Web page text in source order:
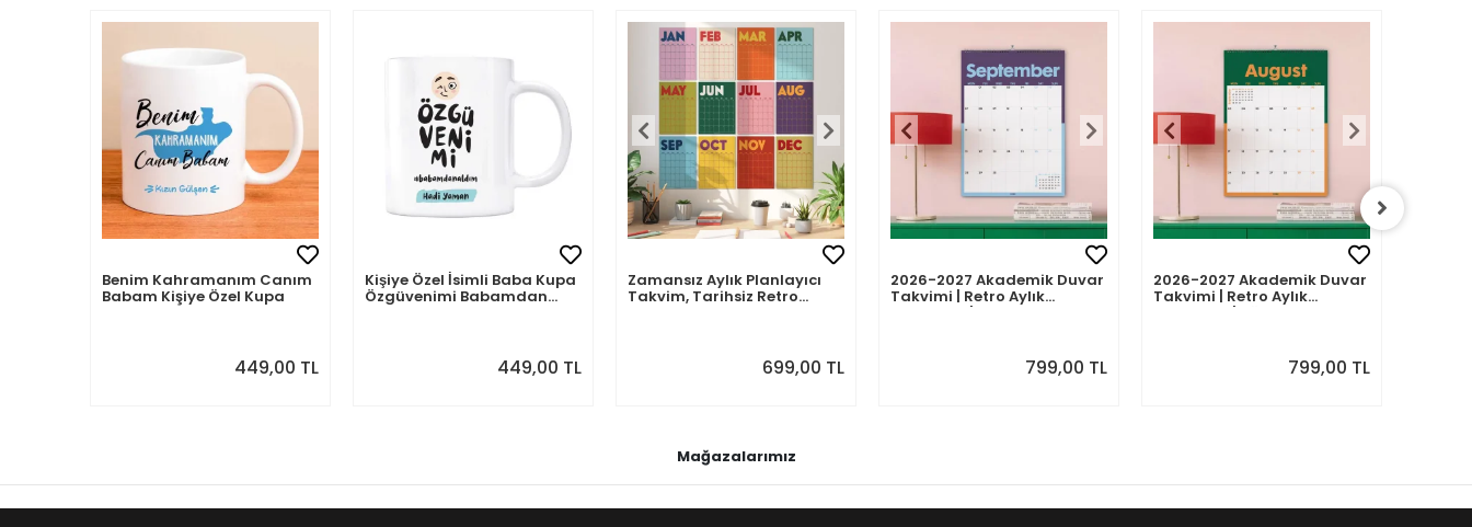
Benim Kahramanım Canım
Babam Kişiye Özel Kupa
449,00 TL
Kişiye Özel İsimli Baba Kupa
Özgüvenimi Babamdan
449,00 TL
Zamansız Aylık Planlayıcı
Takvim, Tarihsiz Retro
699,00 TL
2026-2027 Akademik Duvar
Takvimi | Retro Aylık
Planlayıcı | Eylül 2026 -
799,00 TL
2026-2027 Akademik Duvar
Takvimi | Retro Aylık
Planlayıcı | Ağustos 2026 -
799,00 TL
Mağazalarımız